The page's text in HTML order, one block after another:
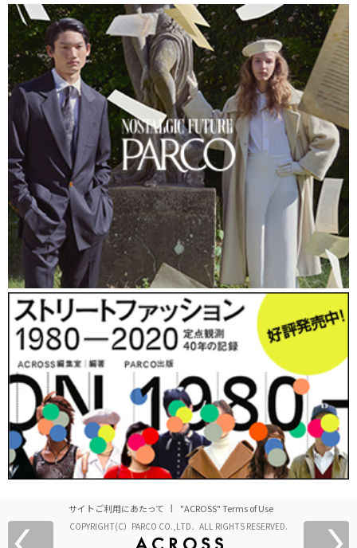
サイトご利用にあたって "ACROSS" Terms of Use
COPYRIGHT(C）PARCO CO.,LTD．ALL RIGHTS RESERVED.